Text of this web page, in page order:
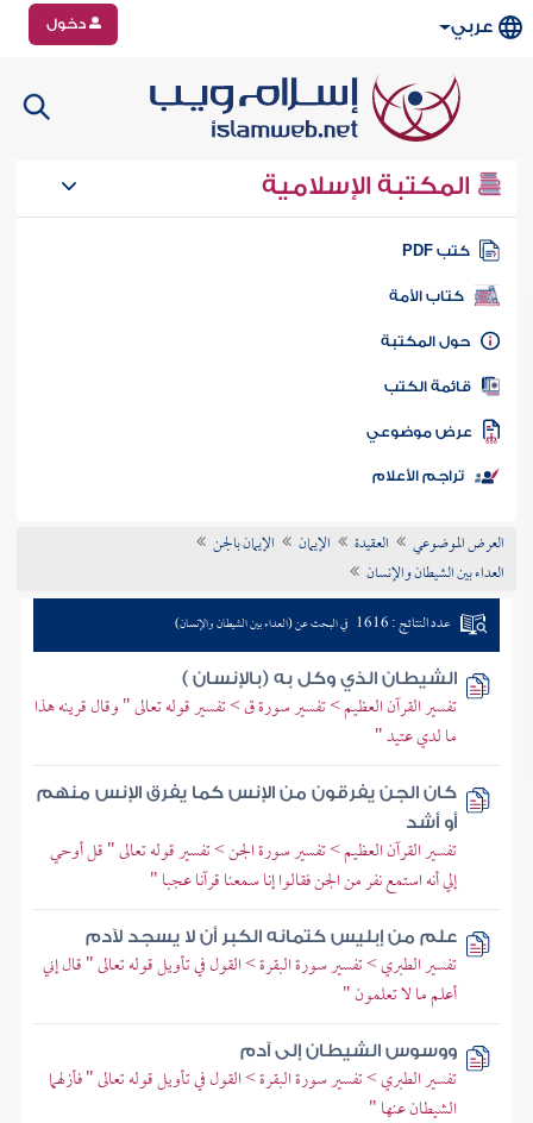
عربي دخول
المكتبة الإسلامية
كتب PDF
كتاب الأمة
المكتبة
الكتب
موضوعي
تراجم الأعلام
العرض الموضوعي العقيدة الإيمان
الإيمان بالجن
العداء بين الشيطان والإنسان
عدد النتائج : 1616 في البحث عن (العداء بين الشيطان والإنسان)
الشيطان الذي وكل به (بالإنسان )
تفسير القرآن العظيم > تفسير سورة ق > تفسير قوله تعالى " وقال قرينه هذا
ما لدي عتيد "
كان الجن يفرقون من الإنس كما يفرق الإنس منهم
أو أشد
تفسير القرآن العظيم > تفسير سورة الجن > تفسير قوله تعالى " قل أوحي
إلي أنه استمع نفر من الجن فقالوا إنا سمعنا قرآنا عجبا "
علم من إبليس كتمانه الكبر أن لا يسجد لآدم
تفسير الطبري > تفسير سورة البقرة > القول في تأويل قوله تعالى " قال إني
أعلم ما لا تعلمون "
ووسوس الشيطان إلى آدم
تفسير الطبري > تفسير سورة البقرة > القول في تأويل قوله تعالى " فأزلهما
الشيطان عنها "